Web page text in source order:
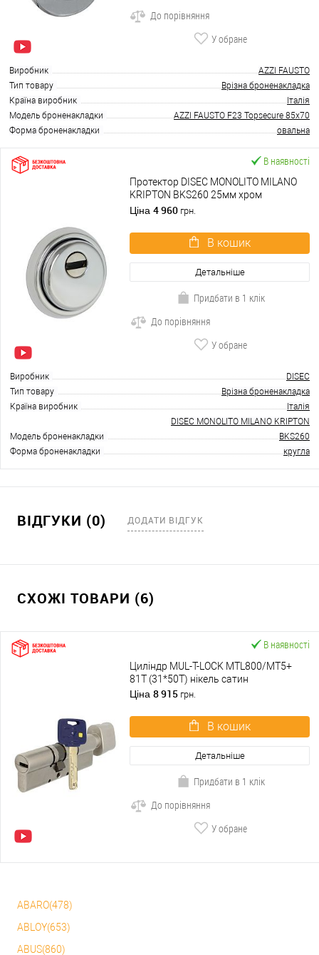
До порівняння
У обране
Виробник
AZZI FAUSTO
Тип товару
Врізна броненакладка
Країна виробник
Італія
Модель броненакладки
AZZI FAUSTO F23 Topsecure 85x70
Форма броненакладки
овальна
В наявності
Протектор DISEC MONOLITO MILANO
KRIPTON BKS260 25мм хром
полірований
Ціна 4 960 грн.
В кошик
Детальніше
Придбати в 1 клік
До порівняння
У обране
Виробник
DISEC
Тип товару
Врізна броненакладка
Країна виробник
Італія
Модель броненакладки
DISEC MONOLITO MILANO KRIPTON
BKS260
Форма броненакладки
кругла
ВІДГУКИ (0) ДОДАТИ ВІДГУК
СХОЖІ ТОВАРИ (6)
В наявності
Циліндр MUL-T-LOCK MTL800/MT5+
81T (31*50T) нікель сатин
Ціна 8 915 грн.
В кошик
Детальніше
Придбати в 1 клік
До порівняння
У обране
ABARO(478)
ABLOY(653)
ABUS(860)